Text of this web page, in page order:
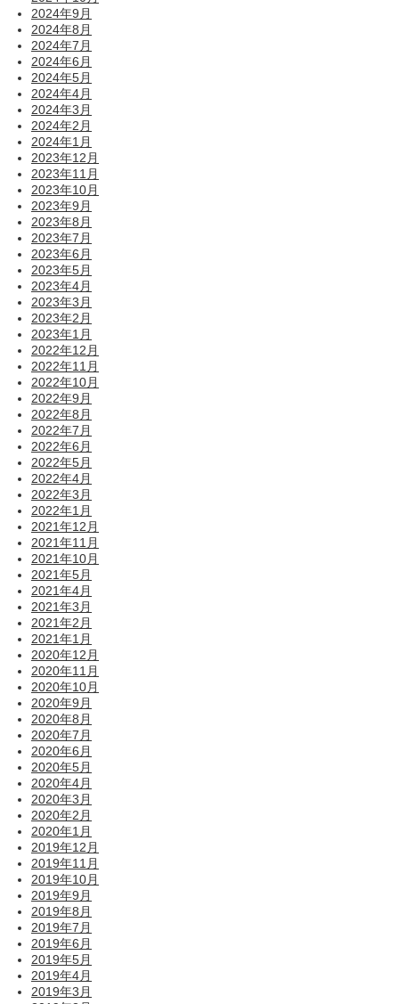
2024年9月
2024年8月
2024年7月
2024年6月
2024年5月
2024年4月
2024年3月
2024年2月
2024年1月
2023年12月
2023年11月
2023年10月
2023年9月
2023年8月
2023年7月
2023年6月
2023年5月
2023年4月
2023年3月
2023年2月
2023年1月
2022年12月
2022年11月
2022年10月
2022年9月
2022年8月
2022年7月
2022年6月
2022年5月
2022年4月
2022年3月
2022年1月
2021年12月
2021年11月
2021年10月
2021年5月
2021年4月
2021年3月
2021年2月
2021年1月
2020年12月
2020年11月
2020年10月
2020年9月
2020年8月
2020年7月
2020年6月
2020年5月
2020年4月
2020年3月
2020年2月
2020年1月
2019年12月
2019年11月
2019年10月
2019年9月
2019年8月
2019年7月
2019年6月
2019年5月
2019年4月
2019年3月